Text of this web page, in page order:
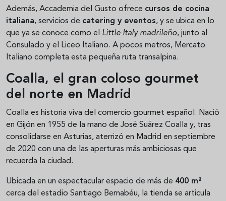
Además, Accademia del Gusto ofrece cursos de cocina
italiana, servicios de catering y eventos, y se ubica en lo
que ya se conoce como el Little Italy madrileño, junto al
Consulado y el Liceo Italiano. A pocos metros, Mercato
Italiano completa esta pequeña ruta transalpina.
Coalla, el gran coloso gourmet
del norte en Madrid
Coalla es historia viva del comercio gourmet español. Nació
en Gijón en 1955 de la mano de José Suárez Coalla y, tras
consolidarse en Asturias, aterrizó en Madrid en septiembre
de 2020 con una de las aperturas más ambiciosas que
recuerda la ciudad.
Ubicada en un espectacular espacio de más de 400 m²
cerca del estadio Santiago Bernabéu, la tienda se articula